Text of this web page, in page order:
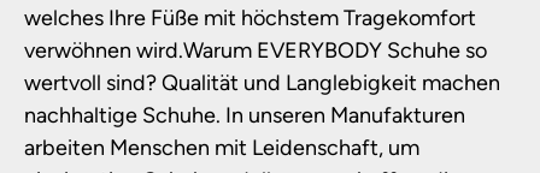
welches Ihre Füße mit höchstem Tragekomfort
verwöhnen wird.Warum EVERYBODY Schuhe so
wertvoll sind? Qualität und Langlebigkeit machen
nachhaltige Schuhe. In unseren Manufakturen
arbeiten Menschen mit Leidenschaft, um